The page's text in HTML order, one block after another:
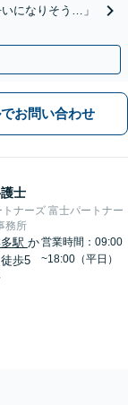
になりそう…」
お問い合わせ
士
ナーズ 富士パートナー
務所
駅 か
徒歩5
営業時間：09:00
~18:00（平日）